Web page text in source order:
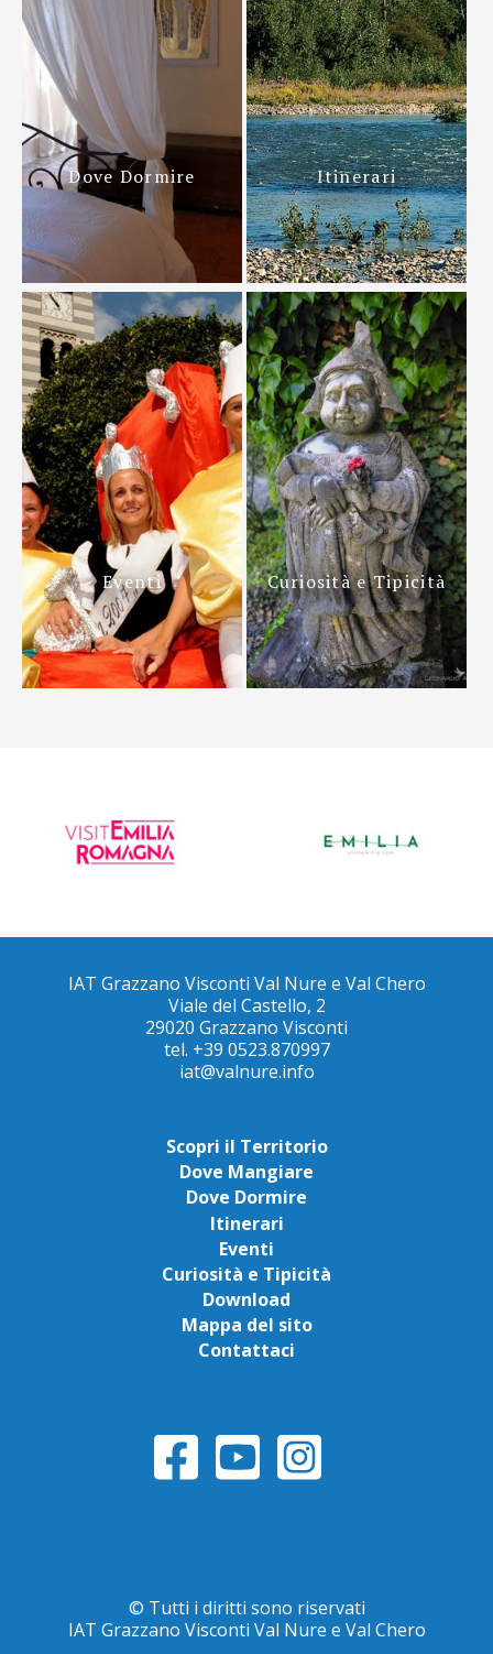
Dove Dormire Itinerari
Eventi Curiosità e Tipicità
IAT Grazzano Visconti Val Nure e Val Chero
Viale del Castello, 2
29020 Grazzano Visconti
tel. +39 0523.870997
iat@valnure.info
Scopri il Territorio
Dove Mangiare
Dove Dormire
Itinerari
Eventi
Curiosità e Tipicità
Download
Mappa del sito
Contattaci
© Tutti i diritti sono riservati
IAT Grazzano Visconti Val Nure e Val Chero